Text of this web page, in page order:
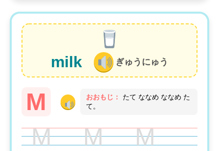
milk ぎゅうにゅう
M おおもじ：
たて ななめ ななめ た
て。
M M M